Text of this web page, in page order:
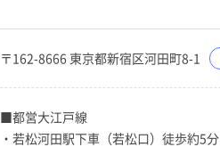
〒162-8666 東京都新宿区河田町8-1
■都営大江戸線
・若松河田駅下車（若松口）徒歩約5分